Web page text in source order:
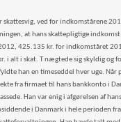
skattesvig, ved for indkomstårene
at hans skattepligtige
425.135 kr. for indkomståret
i alt i skat. T nægtede sig skyldig og
han en timeseddel hver uge.
fra firmaet til hans bankkonto i
Han var enig i afgørelsen af
i Danmark i hele perioden